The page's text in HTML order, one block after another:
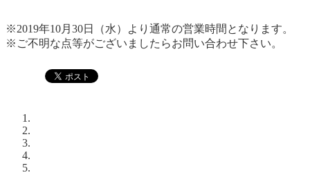
※2019年10月30日（水）より通常の営業時間となります。
※ご不明な点等がございましたらお問い合わせ下さい。